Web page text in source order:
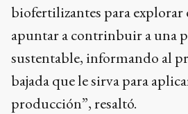
biofertilizantes para explorar
apuntar a contrinbuir a una
sustentable, informando al
bajada que le sirva para
producción”, resaltó.